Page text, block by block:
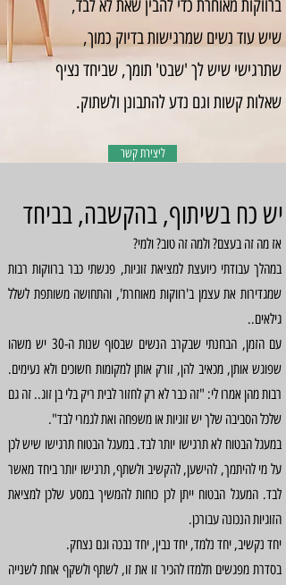
ברווקות מאוחרת כדי להבין שאת לא לבד,
שיש עוד נשים שמרגישות בדיוק כמוך,
שתרגישי שיש לך 'שבט' תומך, שביחד נציף
שאלות קשות וגם נדע להתבונן ולשתוק.
ליצירת קשר
יש כח בשיתוף, בהקשבה, בביחד
אז מה זה בעצם? ולמה זה טוב? ולמי?
במהלך עבודתי כיועצת למציאת זוגיות, פגשתי כבר ברווקות רבות
שמגדירות את עצמן ב'רווקות מאוחרת', והתחושה משותפת לשלל
גילאים..
עם הזמן, הבחנתי שבקרב הנשים שבסוף שנות ה-30 יש משהו
שפוגש אותן, מכאיב להן, זורק אותן למקומות חשוכים ולא נעימים.
רבות מהן אמרו לי: "זה כבר לא רק לחזור לבית ריק בלי בן זוג.. זה גם
שלכל הסביבה שלך יש זוגיות או משפחה ואת לגמרי לבד".
במעגל הבטוח לא תרגישו יותר לבד. במעגל הבטוח תרגישו שיש לכן
על מי להיתמך, להישען, להקשיב ולשתף, תרגישו יותר ביחד מאשר
לבד. המעגל הבטוח ייתן לכן כוחות להמשיך במסע שלכן למציאת
הזוגיות הנכונה עבורכן.
יחד נקשיב, יחד נלמד, יחד נבין, יחד נבכה וגם נצחק.
בסדרת מפגשים תלמדו להכיר זו את זו, לשתף ולשקף אחת לשנייה